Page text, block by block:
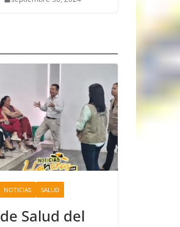
NOTICIAS SALUD
Salud del